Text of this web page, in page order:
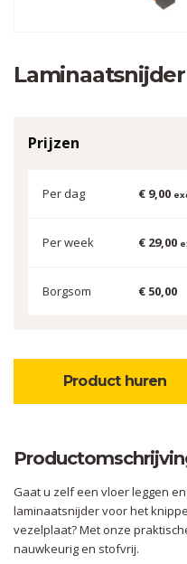
Laminaatsnijder
Prijzen
Per dag € 9,00
Per week € 29,00
Borgsom € 50,00
Product huren
Gaat u zelf een vloer leggen
laminaatsnijder voor het
vezelplaat? Met onze
nauwkeurig en stofvrij.